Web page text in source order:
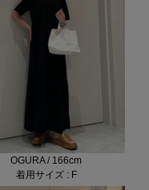
OGURA / 166cm
着用サイズ : F